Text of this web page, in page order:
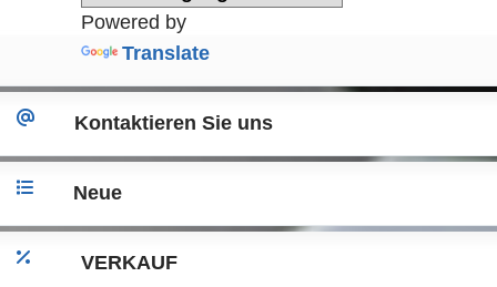
Powered by
Translate
Kontaktieren Sie uns
Neue
VERKAUF